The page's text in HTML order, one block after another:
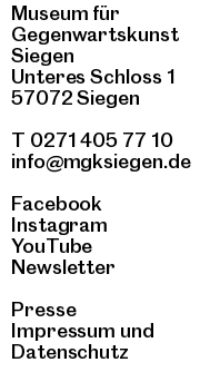
Museum für
Gegenwartskunst
Siegen
Unteres Schloss 1
57072 Siegen
T 0271 405 77 10
info@mgksiegen.de
Facebook
Instagram
YouTube
Newsletter
Presse
Impressum und
Datenschutz